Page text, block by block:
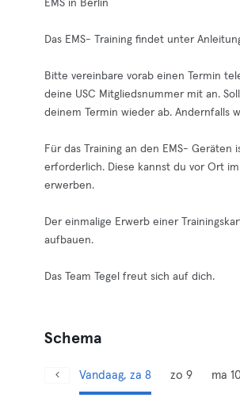
EMS in Berlin
Das EMS- Training findet unter
Bitte vereinbare vorab einen Termin
deine USC Mitgliedsnummer mit an.
deinem Termin wieder ab. Andernfalls
Für das Training an den EMS-
erforderlich. Diese kannst du vor Ort
erwerben.
Der einmalige Erwerb einer
aufbauen.
Das Team Tegel freut sich auf dich.
Schema
Vandaag, za 8 zo 9 ma